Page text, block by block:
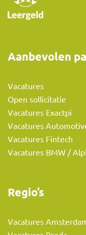
Aanbevolen
Vacatures
Open sollicitatie
Vacatures Exactpi
Vacatures
Vacatures Fintech
Vacatures BMW /
Regio’s
Vacatures